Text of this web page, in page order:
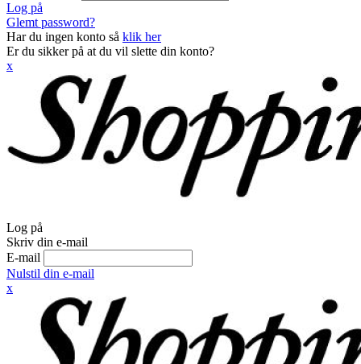
Log på
Glemt password?
Har du ingen konto så klik her
Er du sikker på at du vil slette din konto?
x
Log på
Skriv din e-mail
E-mail
Nulstil din e-mail
x